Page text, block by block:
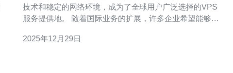
技术和稳定的网络环境，成为了全球用户广泛选择的VPS
服务提供地。 随着国际业务的扩展，许多企业希望能够在
技凭借高性能的VPS服务，助力企业在日本市场顺利运
2025年12月29日